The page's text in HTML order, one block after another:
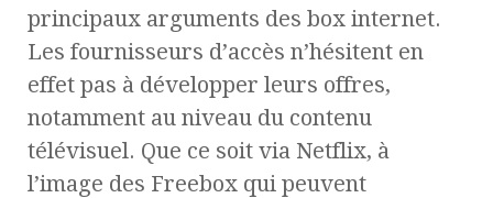
principaux arguments des box internet.
Les fournisseurs d’accès n’hésitent en
effet pas à développer leurs offres,
notamment au niveau du contenu
télévisuel. Que ce soit via Netflix, à
l’image des Freebox qui peuvent